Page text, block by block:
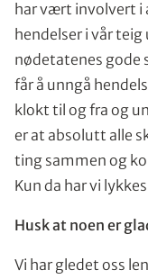
har vært involvert i
hendelser i vår
nødetatenes gode
får å unngå
klokt til og fra og
er at absolutt alle
ting sammen og
Kun da har vi
Husk at noen er
Vi har gledet oss